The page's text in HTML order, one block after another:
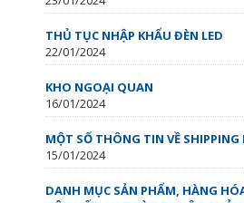
THỦ TỤC NHẬP KHẨU ĐÈN LED
22/01/2024
KHO NGOẠI QUAN
16/01/2024
MỘT SỐ THÔNG TIN VỀ SHIPPING
15/01/2024
DANH MỤC SẢN PHẨM, HÀNG